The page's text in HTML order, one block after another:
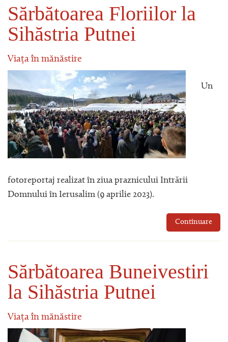
Sărbătoarea Floriilor la
Sihăstria Putnei
Viața în mănăstire
Un
fotoreportaj realizat în ziua praznicului Intrării
Domnului în Ierusalim (9 aprilie 2023).
Continuare
Sărbătoarea Buneivestiri
la Sihăstria Putnei
Viața în mănăstire